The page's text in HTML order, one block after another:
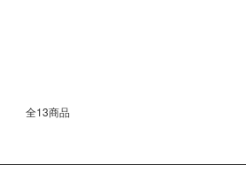
全13商品